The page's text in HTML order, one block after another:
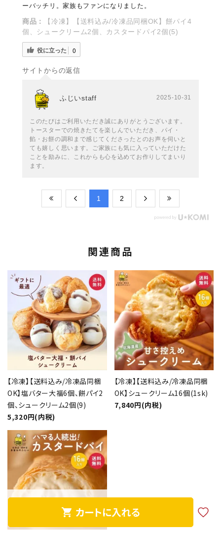
shopping_cart カートに入れる
ーバッチリ。家族もファンになりました。
商品：
【冷凍】【送料込み/冷凍品同梱OK】餅パイ4
個、シュークリーム2個、カスタードパイ2個(5)
役に立った 0
サイトからの返信
ふじいstaff 2025-10-31
このたびはご利用いただき誠にありがとうございます。
トースターでの焼きたてを楽しんでいただき、パイ・
餡・お餅の調和まで感じてくださったとのお声を伺いと
ても嬉しく思います。ご家族にも気に入っていただけた
ことを励みに、これからも心を込めてお作りしてまいり
ます。
​1 ​2
関連商品
【冷凍】【送料込み/冷凍品同梱
OK】塩バター大福6個、餅パイ2
個、シュークリーム2個(9)
5,320円(内税)
【冷凍】【送料込み/冷凍品同梱
OK】シュークリーム16個(1sk)
7,840円(内税)